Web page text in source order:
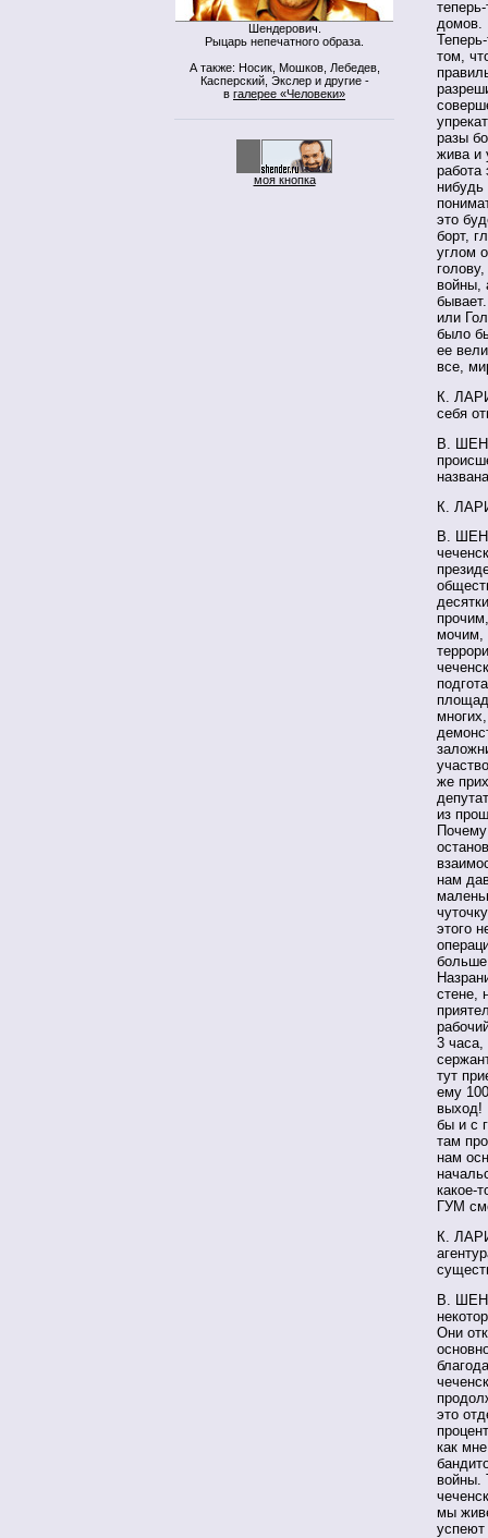
Шендерович.
Рыцарь непечатного образа.
А также: Носик, Мошков, Лебедев,
Касперский, Экслер и другие -
в галерее «Человеки»
моя кнопка
домов.
том,
разы
жива и
работа
это
борт,
углом
войны,
или
было
ее
все,
К.
себя
В.
К.
В.
мочим,
же
из
нам
этого
больше
стене,
3 часа,
тут
ему
выход!
бы и с
там
нам
какое-
ГУМ
К.
В.
Они
это
как
войны.
мы
успеют